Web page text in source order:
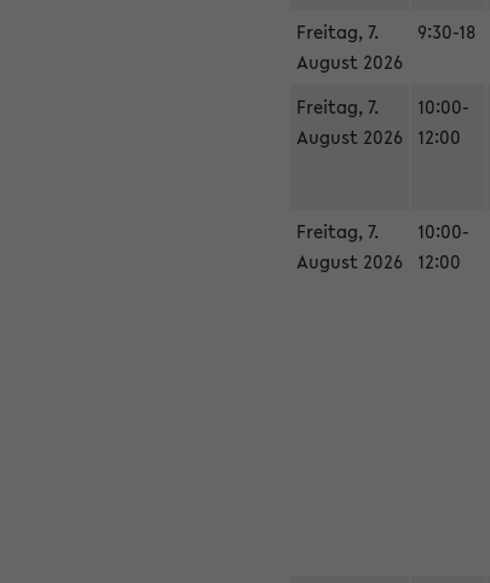
Freitag, 7.
August 2026
9:30-18
Freitag, 7.
August 2026
10:00-
12:00
Freitag, 7.
August 2026
10:00-
12:00